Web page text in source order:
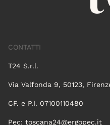
CONTATTI
T24 S.r.l.
Via Valfonda 9, 50123,
CF. e P.I. 07100110480
Pec: toscana24@ergopec.it